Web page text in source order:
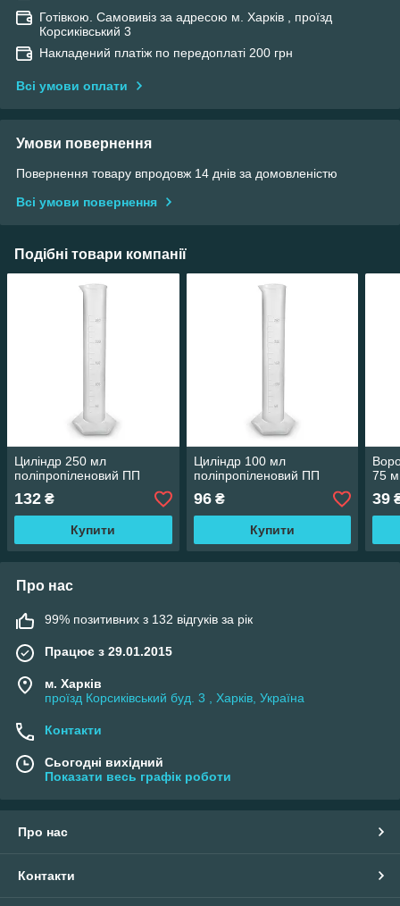
Готівкою. Самовивіз за адресою м. Харків , проїзд
Корсиківський 3
Накладений платіж по передоплаті 200 грн
Всі умови оплати
Умови повернення
Повернення товару впродовж 14 днів за домовленістю
Всі умови повернення
Подібні товари компанії
Циліндр 250 мл
поліпропіленовий ПП
132 ₴
Купити
Циліндр 100 мл
поліпропіленовий ПП
96₴
Купити
75
39
Про нас
99% позитивних з 132 відгуків за рік
Працює з 29.01.2015
м. Харків
проїзд Корсиківський буд. 3 , Харків, Україна
Контакти
Сьогодні вихідний
Показати весь графік роботи
Про нас
Контакти